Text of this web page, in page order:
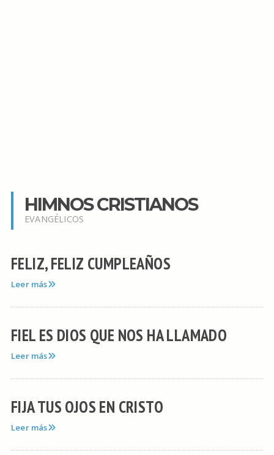
HIMNOS CRISTIANOS
EVANGÉLICOS
FELIZ, FELIZ CUMPLEAÑOS
Leer más
FIEL ES DIOS QUE NOS HA LLAMADO
Leer más
FIJA TUS OJOS EN CRISTO
Leer más